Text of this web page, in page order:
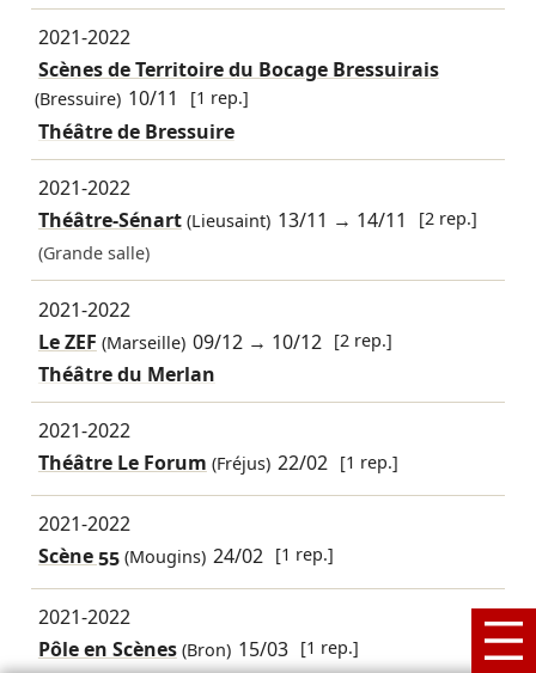
2021-2022
Scènes de Territoire du Bocage Bressuirais
(Bressuire) 10/11 [1 rep.]
Théâtre de Bressuire
2021-2022
Théâtre-Sénart(Lieusaint) 13/11 → 14/11
[2 rep.]
(Grande salle)
2021-2022
Le ZEF (Marseille) 09/12 → 10/12 [2 rep.]
Théâtre du Merlan
2021-2022
Théâtre Le Forum (Fréjus) 22/02 [1 rep.]
2021-2022
Scène 55(Mougins) 24/02 [1 rep.]
2021-2022
Pôle en Scènes(Bron) 15/03 [1 rep.]